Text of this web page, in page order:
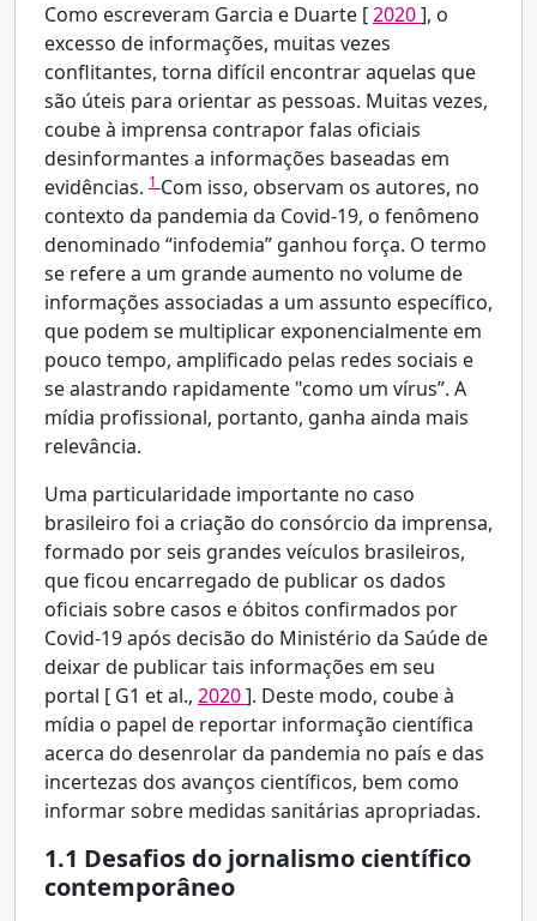
Como escreveram Garcia e Duarte [2020], o
excesso de informações, muitas vezes
conflitantes, torna difícil encontrar aquelas que
são úteis para orientar as pessoas. Muitas vezes,
coube à imprensa contrapor falas oficiais
desinformantes a informações baseadas em
evidências. 1 Com isso, observam os autores, no
contexto da pandemia da Covid-19, o fenômeno
denominado “infodemia” ganhou força. O termo
se refere a um grande aumento no volume de
informações associadas a um assunto específico,
que podem se multiplicar exponencialmente em
pouco tempo, amplificado pelas redes sociais e
se alastrando rapidamente "como um vírus”. A
mídia profissional, portanto, ganha ainda mais
relevância.
Uma particularidade importante no caso
brasileiro foi a criação do consórcio da imprensa,
formado por seis grandes veículos brasileiros,
que ficou encarregado de publicar os dados
oficiais sobre casos e óbitos confirmados por
Covid-19 após decisão do Ministério da Saúde de
deixar de publicar tais informações em seu
portal [ G1 et al., 2020]. Deste modo, coube à
mídia o papel de reportar informação científica
acerca do desenrolar da pandemia no país e das
incertezas dos avanços científicos, bem como
informar sobre medidas sanitárias apropriadas.
1.1 Desafios do jornalismo científico
contemporâneo